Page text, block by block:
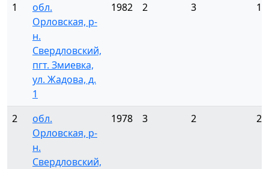
1
обл.
Орловская, р-
н.
Свердловский,
пгт. Змиевка,
ул. Жадова, д.
1
1982 2 3 18
2
обл.
Орловская, р-
н.
Свердловский,
1978 3 2 24